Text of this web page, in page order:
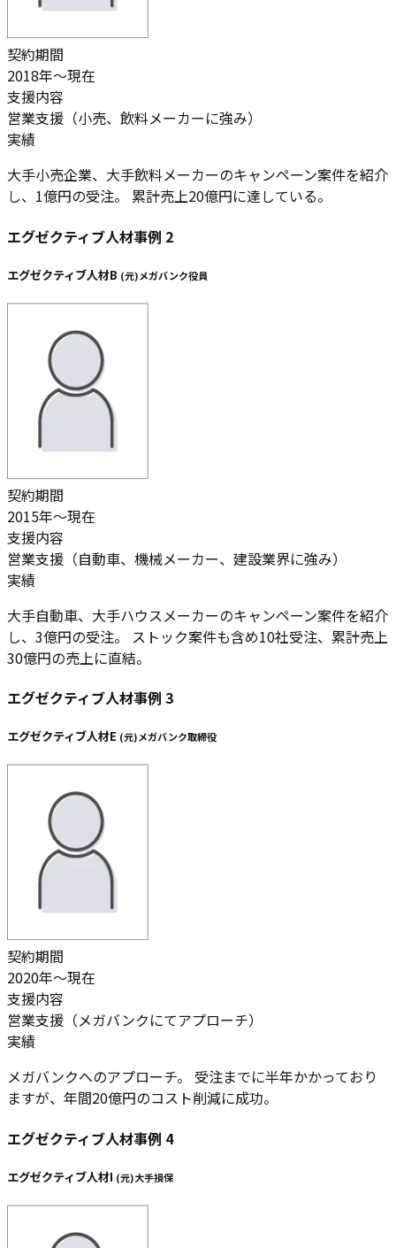
契約期間
2018年～現在
支援内容
営業支援（小売、飲料メーカーに強み）
実績
大手小売企業、大手飲料メーカーのキャンペーン案件を紹介
し、 1億円の受注。 累計売上20億円に達している。
エグゼクティブ人材事例 2
エグゼクティブ人材B (元)メガバンク役員
契約期間
2015年～現在
支援内容
営業支援（自動車、機械メーカー、建設業界に強み）
実績
大手自動車、大手ハウスメーカーのキャンペーン案件を紹介
し、 3億円の受注。 ストック案件も含め10社受注、累計売上
30億円の売上に直結。
エグゼクティブ人材事例 3
エグゼクティブ人材E (元)メガバンク取締役
契約期間
2020年～現在
支援内容
営業支援（メガバンクにてアプローチ）
実績
メガバンクへのアプローチ。 受注までに半年かかっており
ますが、 年間20億円のコスト削減に成功。
エグゼクティブ人材事例 4
エグゼクティブ人材I (元)大手損保